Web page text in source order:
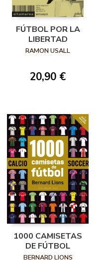
FÚTBOL POR LA
LIBERTAD
RAMON USALL
20,90 €
1000 CAMISETAS
DE FÚTBOL
BERNARD LIONS